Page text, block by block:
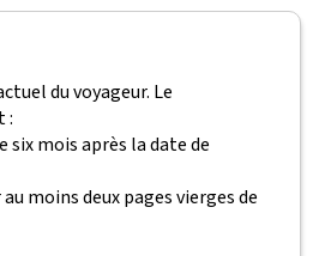
du voyageur. Le
:
six mois après la date de
moins deux pages vierges de